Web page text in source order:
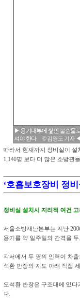
▶ 용기내부에 쌓인 불순물
셔야 한다. © 김영도 기자
따라서 현재까지 정비실이 설
1,140명 보다 더 많은 소방관
‘호흡보호장비 정
정비실 설치시 지리적 여건
서울소방재난본부는 지난
용기를 약 일주일의 간격을
각서에서 두 명의 인력이 차
석환 반장의 지도 아래 직접
오석환 반장은 구조대에 있
다.